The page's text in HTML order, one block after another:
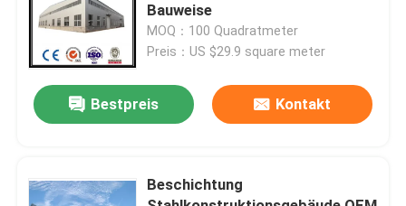
Neuigkeiten
Rechtssachen
Stahlkonstruktionslager
Bauweise
MOQ：100 Quadratmeter
Preis：US $29.9 square meter
Bestpreis Kontakt
Beschichtung